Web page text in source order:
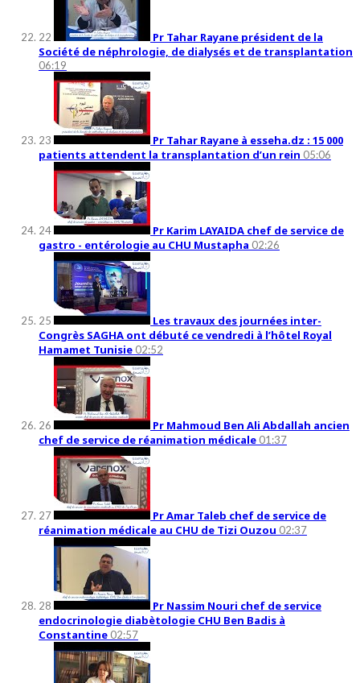
22
Pr Tahar Rayane président de la
Société de néphrologie, de dialysés et de transplantation
06:19
23
Pr Tahar Rayane à esseha.dz : 15 000
patients attendent la transplantation d’un rein 05:06
24
Pr Karim LAYAIDA chef de service de
gastro - entérologie au CHU Mustapha 02:26
25
Les travaux des journées inter-
Congrès SAGHA ont débuté ce vendredi à l’hôtel Royal
Hamamet Tunisie 02:52
26
Pr Mahmoud Ben Ali Abdallah ancien
chef de service de réanimation médicale 01:37
27
Pr Amar Taleb chef de service de
réanimation médicale au CHU de Tizi Ouzou 02:37
28
Pr Nassim Nouri chef de service
endocrinologie diabètologie CHU Ben Badis à
Constantine 02:57